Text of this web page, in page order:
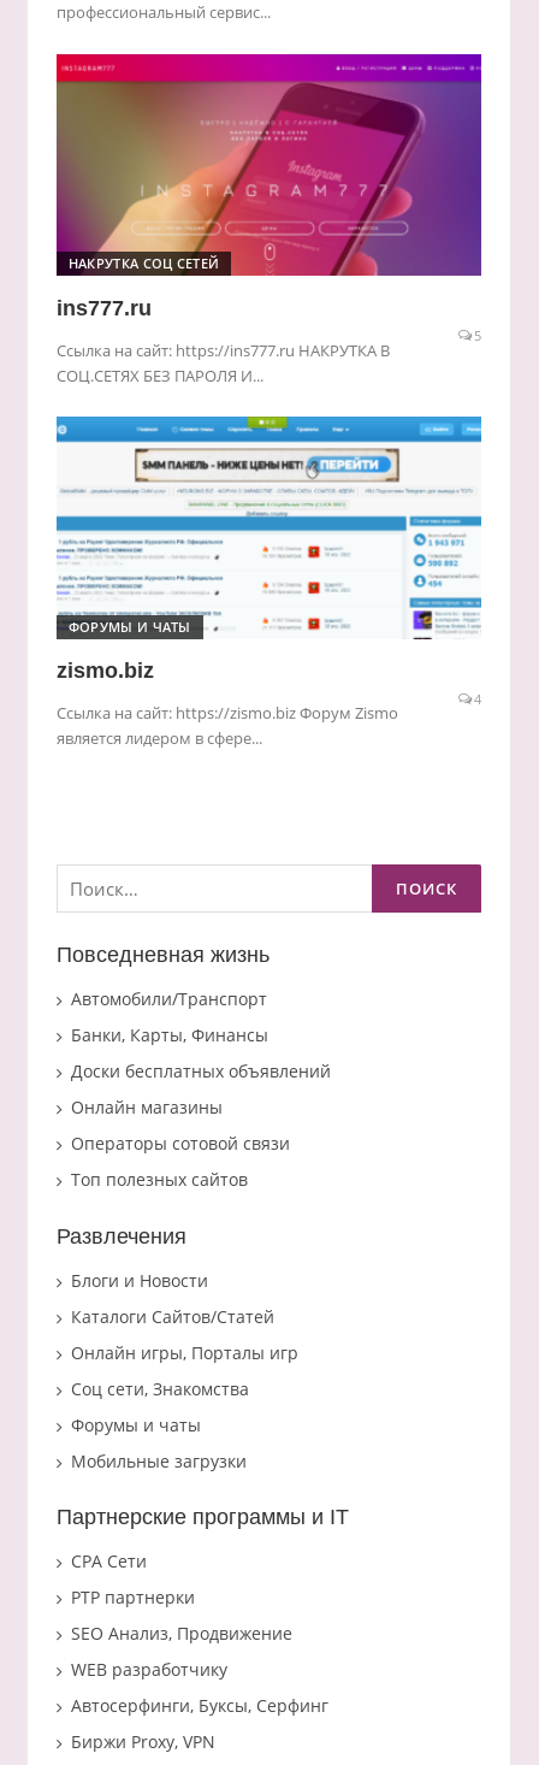
профессиональный сервис...
НАКРУТКА СОЦ СЕТЕЙ
ins777.ru
5
Ссылка на сайт: https://ins777.ru НАКРУТКА В
СОЦ.СЕТЯХ БЕЗ ПАРОЛЯ И...
ФОРУМЫ И ЧАТЫ
zismo.biz
4
Ссылка на сайт: https://zismo.biz Форум Zismo
является лидером в сфере...
Найти:
Повседневная жизнь
Автомобили/Транспорт
Банки, Карты, Финансы
Доски бесплатных объявлений
Онлайн магазины
Операторы сотовой связи
Топ полезных сайтов
Развлечения
Блоги и Новости
Каталоги Сайтов/Статей
Онлайн игры, Порталы игр
Соц сети, Знакомства
Форумы и чаты
Мобильные загрузки
Партнерские программы и IT
CPA Сети
PTP партнерки
SEO Анализ, Продвижение
WEB разработчику
Автосерфинги, Буксы, Серфинг
Биржи Proxy, VPN